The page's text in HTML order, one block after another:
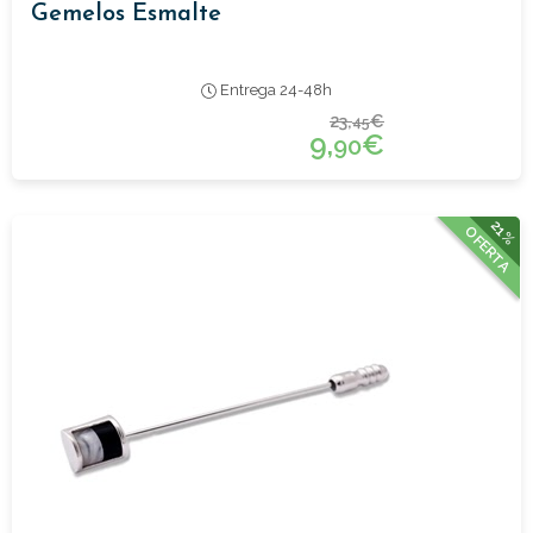
Gemelos Esmalte
Entrega 24-48h
23,45€
9,90€
21%
OFERTA